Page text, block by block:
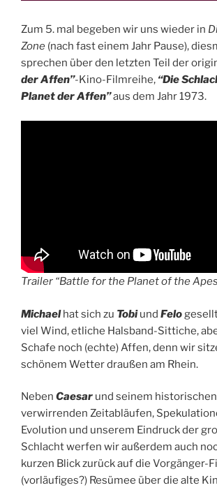
Zum 5. mal begeben wir uns wieder in
Zone (nach fast einem Jahr Pause),
sprechen über den letzten Teil der
der Affen”-Kino-Filmreihe, “Die
Planet der Affen”aus dem Jahr 1973.
Trailer “Battle for the Planet of the
Michaelhat sich zu Tobiund Felo
viel Wind, etliche Halsband-Sittiche,
Schafe noch (echte) Affen, denn wir
schönem Wetter draußen am Rhein.
Neben Caesar und seinem
verwirrenden Zeitabläufen,
Evolution und unserem Eindruck der
Schlacht werfen wir außerdem auch
kurzen Blick zurück auf die Vorgänger-
(vorläufiges?) Resümee über die alte